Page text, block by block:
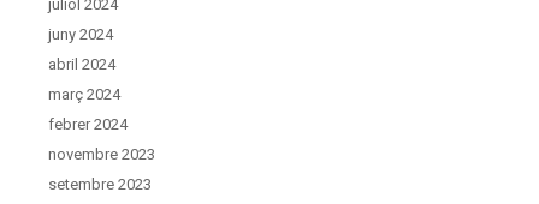
juliol 2024
juny 2024
abril 2024
març 2024
febrer 2024
novembre 2023
setembre 2023